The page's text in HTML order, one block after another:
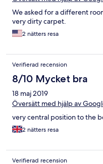
We asked for a different
very dirty carpet.
2 nätters resa
Verifierad recension
8/10 Mycket bra
18 maj 2019
Översätt med hjälp av
very central position to the
2 nätters resa
Verifierad recension